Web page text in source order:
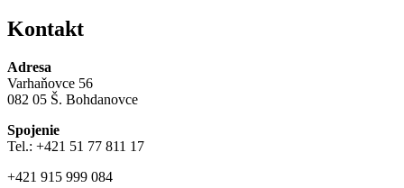
Kontakt
Adresa
Varhaňovce 56
082 05 Š. Bohdanovce
Spojenie
Tel.: +421 51 77 811 17
+421 915 999 084